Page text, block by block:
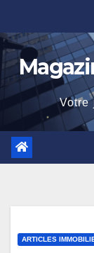
to
content
Votre
ARTICLES